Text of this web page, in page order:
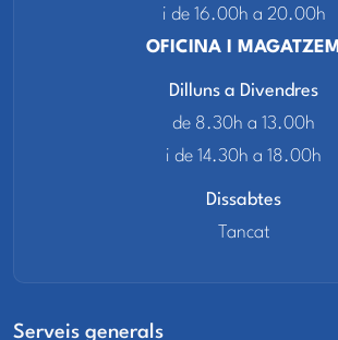
i de 16.00h a 20.00h
OFICINA I MAGATZEM
Dilluns a Divendres
de 8.30h a 13.00h
i de 14.30h a 18.00h
Dissabtes
Tancat
Serveis generals